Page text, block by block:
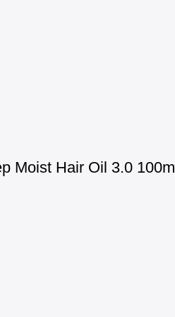
Moist Hair Oil 3.0 100ml